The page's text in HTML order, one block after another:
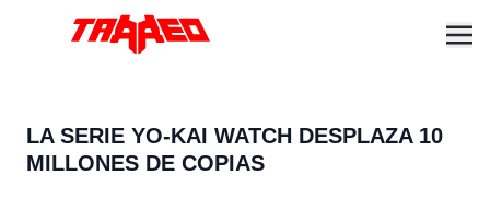
LA SERIE YO-KAI WATCH DESPLAZA 10
MILLONES DE COPIAS